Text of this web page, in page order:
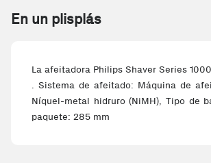
En un plisplás
La afeitadora Philips Shaver Series
. Sistema de afeitado: Máquina de
Níquel-metal hidruro (NiMH), Tipo de
paquete: 285 mm